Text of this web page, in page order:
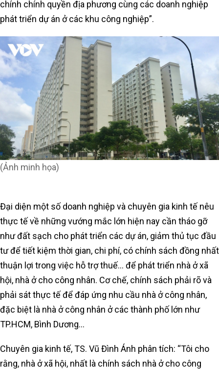
chính chính quyền địa phương cùng các doanh nghiệp
phát triển dự án ở các khu công nghiệp”.
(Ảnh minh họa)
Đại diện một số doanh nghiệp và chuyên gia kinh tế nêu
thực tế về những vướng mắc lớn hiện nay cần tháo gỡ
như đất sạch cho phát triển các dự án, giảm thủ tục đầu
tư để tiết kiệm thời gian, chi phí, có chính sách đồng nhất
thuận lợi trong việc hỗ trợ thuế… để phát triển nhà ở xã
hội, nhà ở cho công nhân. Cơ chế, chính sách phải rõ và
phải sát thực tế để đáp ứng nhu cầu nhà ở công nhân,
đặc biệt là nhà ở công nhân ở các thành phố lớn như
TP.HCM, Bình Dương…
Chuyên gia kinh tế, TS. Vũ Đình Ánh phân tích: “Tôi cho
rằng, nhà ở xã hội, nhất là chính sách nhà ở cho công